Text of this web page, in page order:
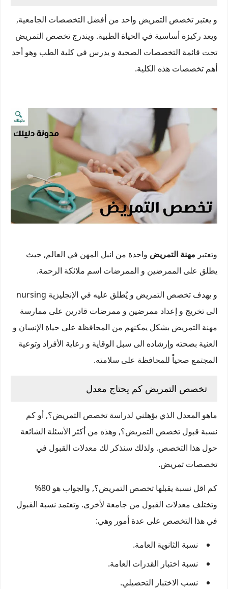
و يعتبر تخصص التمريض واحد من أفضل التخصصات الجامعية,
ويعد ركيزة أساسية في الحياة الطبية. ويندرج تخصص التمريض
تحت قائمة التخصصات الصحية و يدرس في كلية الطب وهو أحد
أهم تخصصات هذه الكلية.
وتعتبر مهنة التمريض واحدة من انبل المهن في العالم, حيث
يطلق على الممرضين و الممرضات اسم ملائكة الرحمة.
و يهدف تخصص التمريض و يُطلق عليه في الإنجليزية nursing
الى تخريج و إعداد ممرضين و ممرضات قادرين على ممارسة
مهنة التمريض بشكل يمكنهم من المحافظة على حياة الإنسان و
العنية بصحته وإرشاده الى سبل الوقاية و رعاية الأفراد وتوعية
المجتمع صحياً للمحافظة على سلامته.
تخصص التمريض كم يحتاج معدل
ماهو المعدل الذي يؤهلني لدراسة تخصص التمريض؟, أو كم
نسبة قبول تخصص التمريض؟, وهذه من أكثر الأسئلة الشائعة
حول هذا التخصص. ولذلك سنذكر لك معدلات القبول في
تخصصات تمريض.
كم اقل نسبة يقبلها تخصص التمريض؟, والجواب هو 80%
وتختلف معدلات القبول من جامعة لأخرى. وتعتمد نسبة القبول
في هذا التخصص على عدة أمور وهي:
نسبة الثانوية العامة.
نسبة اختبار القدرات العامة.
نسب الاختبار التحصيلي.